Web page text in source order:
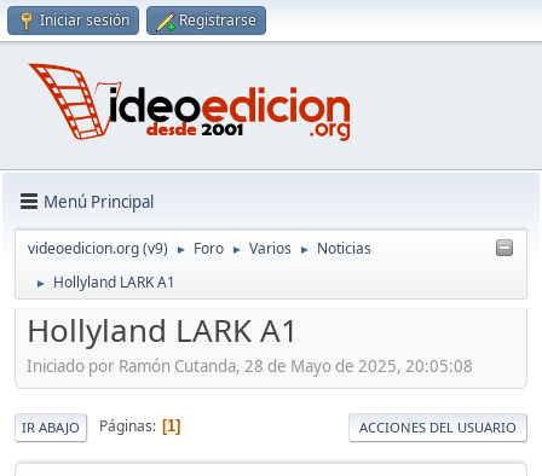
Iniciar sesión Registrarse
Menú Principal
videoedicion.org (v9) ► Foro ► Varios ► Noticias
► Hollyland LARK A1
Hollyland LARK A1
Iniciado por Ramón Cutanda, 28 de Mayo de 2025, 20:05:08
IR ABAJO Páginas 1 ACCIONES DEL USUARIO